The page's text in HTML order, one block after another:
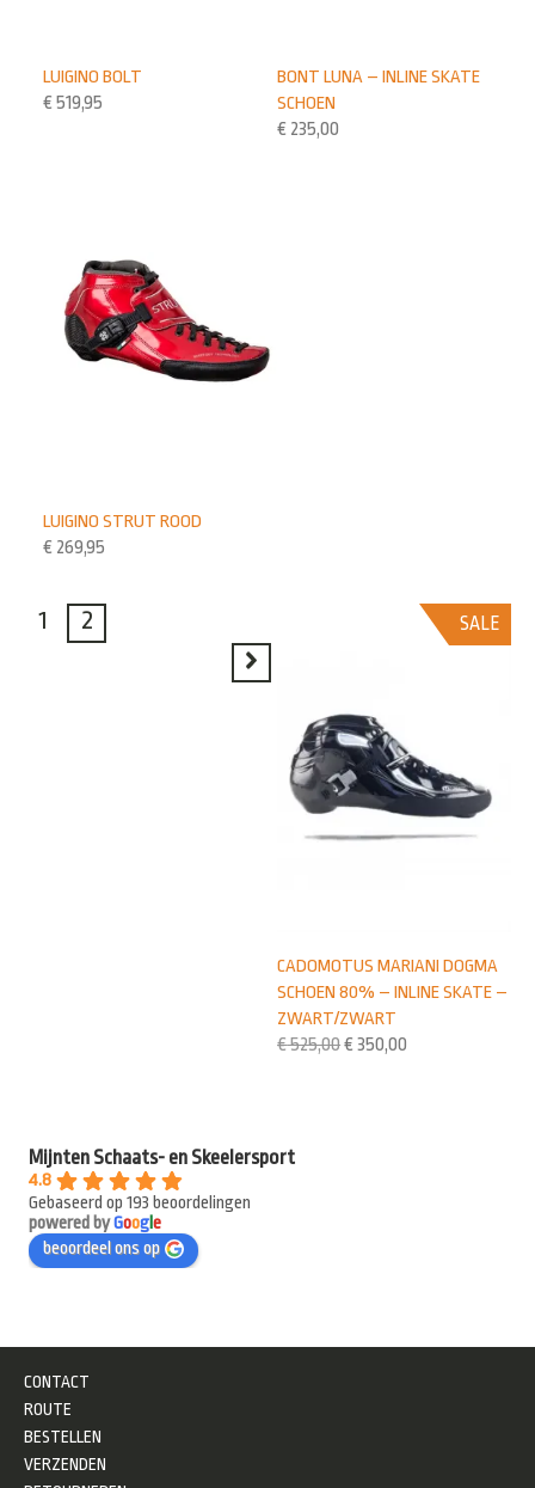
BONT LUNA – INLINE SKATE
SCHOEN
€ 235,00
LUIGINO BOLT
€ 519,95
LUIGINO STRUT ROOD
€ 269,95
SALE
CADOMOTUS MARIANI DOGMA
SCHOEN 80% – INLINE SKATE –
ZWART/ZWART
€525,00€ 350,00
1 2
Mijnten Schaats- en Skeelersport
4.8
Gebaseerd op 193 beoordelingen
powered byGooge
beoordeel ons op
CONTACT
ROUTE
BESTELLEN
VERZENDEN